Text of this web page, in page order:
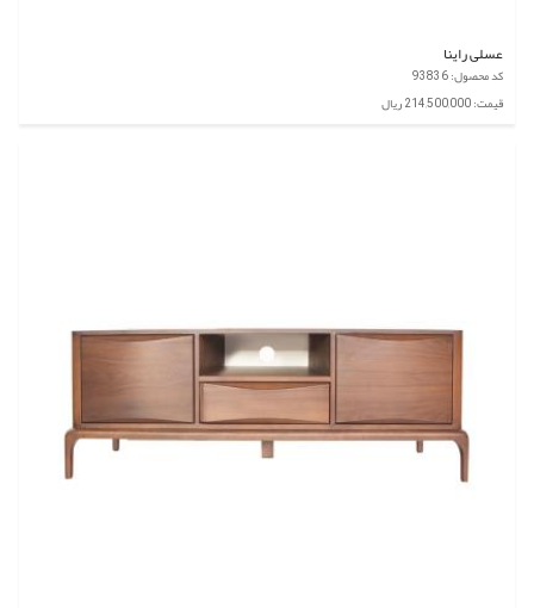
عسلی راینا
کد محصول: 93836
قیمت: 214,500,000 ریال